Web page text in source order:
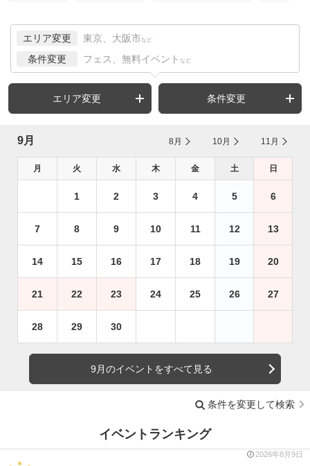
エリア変更 東京、大阪市 など
条件変更 フェス、無料イベント など
エリア変更 条件変更
9月 8月 10月 11月
月 火 水 木 金 土 日
1 2 3 4 5 6
7 8 9 10 11 12 13
14 15 16 17 18 19 20
21 22 23 24 25 26 27
28 29 30
9月のイベントをすべて見る
条件を変更して検索
イベントランキング
2026年8月9日